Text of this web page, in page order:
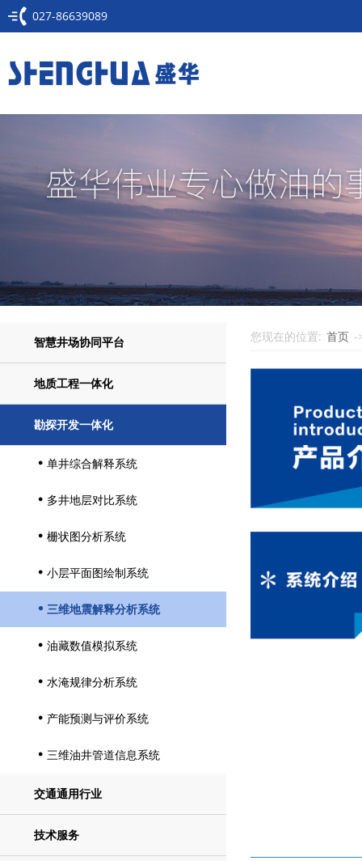
027-86639089
智慧井场协同平台
地质工程一体化
勘探开发一体化
 单井综合解释系统
 多井地层对比系统
 栅状图分析系统
 小层平面图绘制系统
 三维地震解释分析系统
 油藏数值模拟系统
 水淹规律分析系统
 产能预测与评价系统
 三维油井管道信息系统
交通通用行业
技术服务
您现在的位置: 首页 -